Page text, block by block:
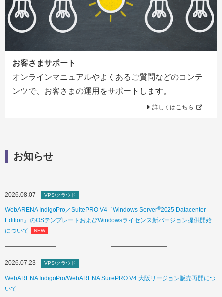
お客さまサポート
オンラインマニュアルやよくあるご質問などのコンテ
ンツで、お客さまの運用をサポートします。
詳しくはこちら
お知らせ
2026.08.07 VPS/クラウド
WebARENA IndigoPro／SuitePRO V4『Windows Server®2025 Datacenter
Edition』のOSテンプレートおよびWindowsライセンス新バージョン提供開始
について
2026.07.23 VPS/クラウド
WebARENA IndigoPro/WebARENA SuitePRO V4 大阪リージョン販売再開につ
いて